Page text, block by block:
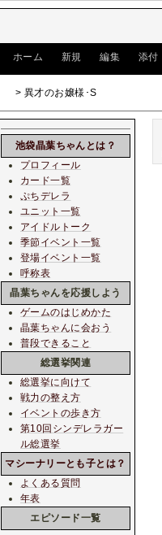
ホーム 新規 編集 添付
> 異才のお嬢様･S
池袋晶葉ちゃんとは？
プロフィール
カード一覧
ぷちデレラ
ユニット一覧
アイドルトーク
季節イベント一覧
登場イベント一覧
呼称表
晶葉ちゃんを応援しよう
ゲームのはじめかた
晶葉ちゃんに会おう
普段できること
総選挙関連
総選挙に向けて
戦力の整え方
イベントの歩き方
第10回シンデレラガー
ル総選挙
マシーナリーとも子とは？
よくある質問
年表
エピソード一覧